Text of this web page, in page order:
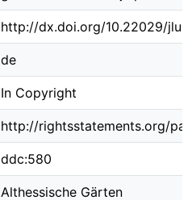
http://dx.doi.org/10.22029/
de
In Copyright
http://rightsstatements.org/
ddc:580
Althessische Gärten